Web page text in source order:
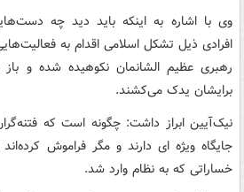
وی با اشاره به اینکه باید دید چه
افرادی ذیل تشکل اسلامی اقدام به
رهبری عظیم الشانمان نکوهیده شده و
برایشان یدک می‌کشند.
نیک‌آیین ابراز داشت: چگونه است که
خساراتی که به نظام وارد شد.